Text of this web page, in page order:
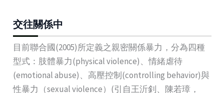
交往關係中
目前聯合國(2005)所定義之親密關係暴力，分為四種
型式：肢體暴力(physical violence)、情緒虐待
(emotional abuse)、高壓控制(controlling behavior)與
性暴力（sexual violence）(引自王沂釗、陳若璋，